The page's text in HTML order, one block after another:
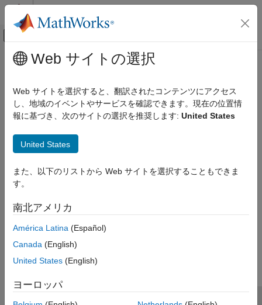
コンテンツへスキップ
オフキャンバス ナビゲーション メ
ドキュメンテーションのホーム
メインコンテンツ
Web サイトの選択
Web サイトを選択すると、翻訳されたコンテンツにアクセス
し、地域のイベントやサービスを確認できます。現在の位置情
報に基づき、次のサイトの選択を推奨します: United States
United States
また、以下のリストから Web サイトを選択することもできま
す。
南北アメリカ
América Latina (Español)
Canada (English)
United States (English)
ヨーロッパ